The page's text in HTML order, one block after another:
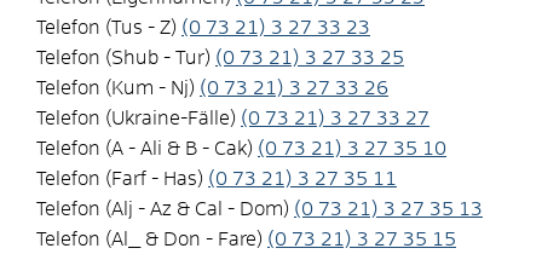
Telefon (Tus - Z) (0 73 21) 3 27 33 23
Telefon (Shub - Tur) (0 73 21) 3 27 33 25
Telefon (Kum - Nj) (0 73 21) 3 27 33 26
Telefon (Ukraine-Fälle) (0 73 21) 3 27 33 27
Telefon (A - Ali & B - Cak) (0 73 21) 3 27 35 10
Telefon (Farf - Has) (0 73 21) 3 27 35 11
Telefon (Alj - Az & Cal - Dom) (0 73 21) 3 27 35 13
Telefon (Al_ & Don - Fare) (0 73 21) 3 27 35 15